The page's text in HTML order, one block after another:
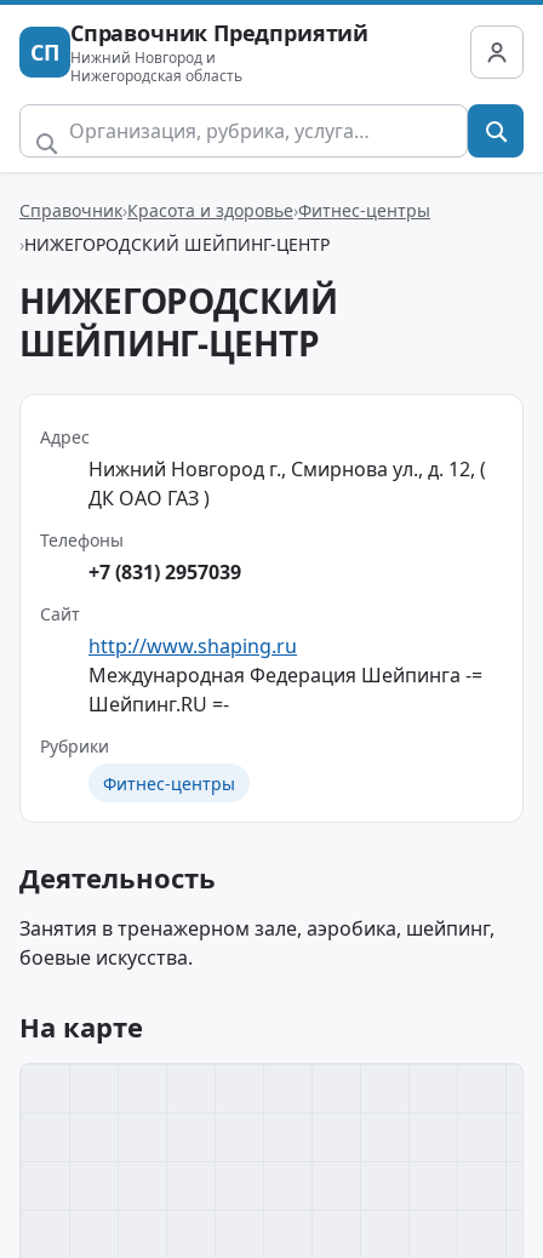
СП
Справочник Предприятий
Нижний Новгород и
Нижегородская область
Справочник Красота и здоровье Фитнес-центры
НИЖЕГОРОДСКИЙ ШЕЙПИНГ-ЦЕНТР
НИЖЕГОРОДСКИЙ
ШЕЙПИНГ-ЦЕНТР
Адрес
Нижний Новгород г., Смирнова ул., д. 12, (
ДК ОАО ГАЗ )
Телефоны
+7 (831) 2957039
Сайт
http://www.shaping.ru
Международная Федерация Шейпинга -=
Шейпинг.RU =-
Рубрики
Фитнес-центры
Деятельность
Занятия в тренажерном зале, аэробика, шейпинг,
боевые искусства.
На карте